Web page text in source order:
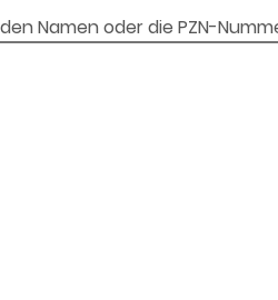
Namen oder die PZN-